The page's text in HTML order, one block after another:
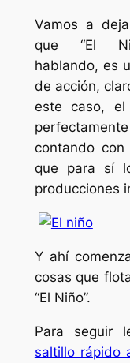
Vamos a
que “El
hablando, es
de acción,
este caso, el
contando
que para sí
producciones
Y ahí
cosas que
“El Niño”.
Para seguir
saltillo rápido